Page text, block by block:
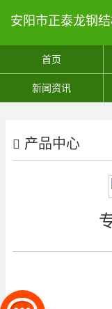
安阳市正泰龙钢
首页
新闻资讯
产品中心